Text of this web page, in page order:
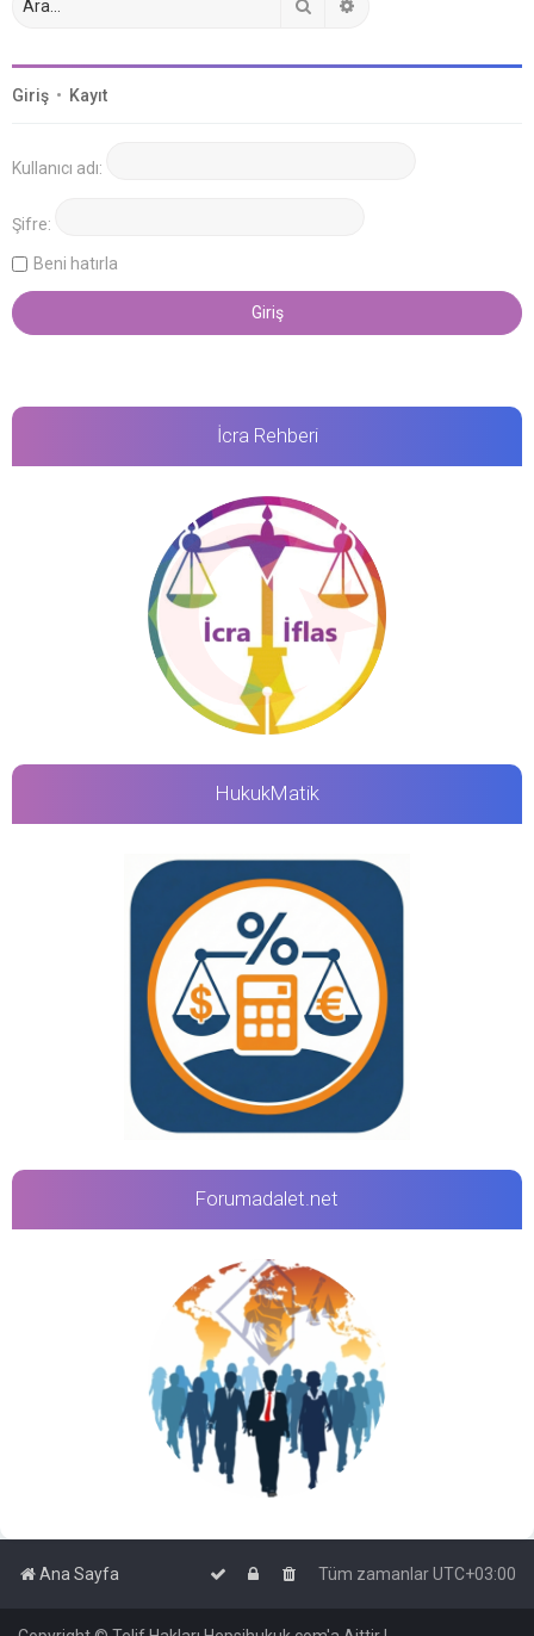
Giriş • Kayıt
Kullanıcı adı:
Şifre:
Beni hatırla
İcra Rehberi
HukukMatik
Forumadalet.net
Ana Sayfa Tüm zamanlarUTC+03:00